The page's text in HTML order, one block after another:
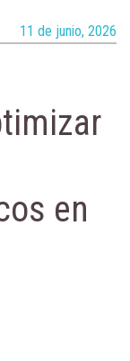
11 de junio, 2026
en